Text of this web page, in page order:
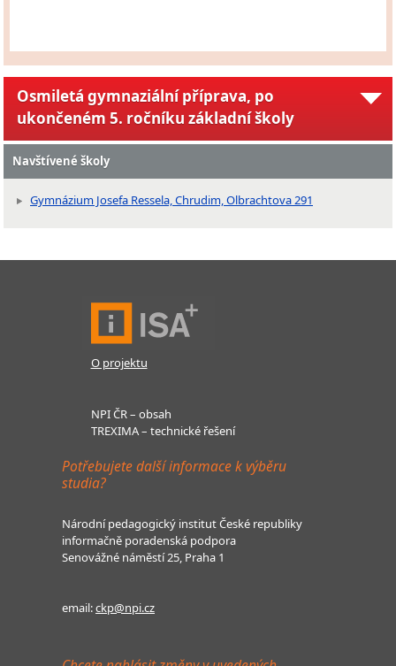
Osmiletá gymnaziální příprava, po
ukončeném 5. ročníku základní školy
Navštívené školy
Gymnázium Josefa Ressela, Chrudim, Olbrachtova 291
O projektu
NPI ČR – obsah
TREXIMA – technické řešení
Potřebujete další informace k výběru
studia?
Národní pedagogický institut České republiky
informačně poradenská podpora
Senovážné náměstí 25, Praha 1
email:ckp@npi.cz